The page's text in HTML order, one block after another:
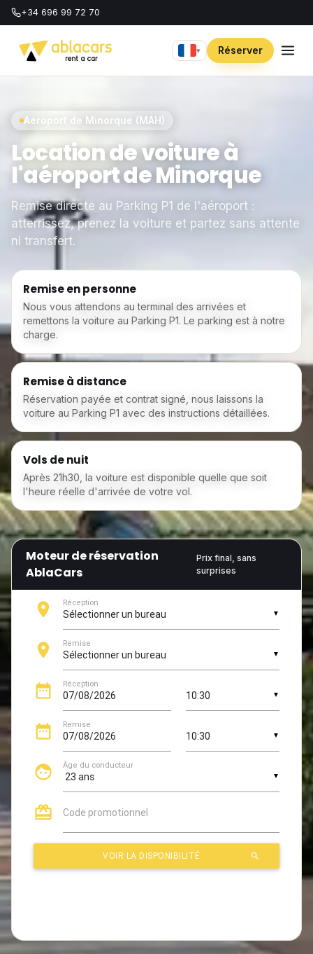
+34 696 99 72 70
▾ Réserver
Aéroport de Minorque (MAH)
Location de voiture à
l'aéroport de Minorque
Remise directe au Parking P1 de l'aéroport :
atterrissez, prenez la voiture et partez sans attente
ni transfert.
Remise en personne
Nous vous attendons au terminal des arrivées et
remettons la voiture au Parking P1. Le parking est à notre
charge.
Remise à distance
Réservation payée et contrat signé, nous laissons la
voiture au Parking P1 avec des instructions détaillées.
Vols de nuit
Après 21h30, la voiture est disponible quelle que soit
l'heure réelle d'arrivée de votre vol.
Moteur de réservation
AblaCars
Prix final, sans
surprises